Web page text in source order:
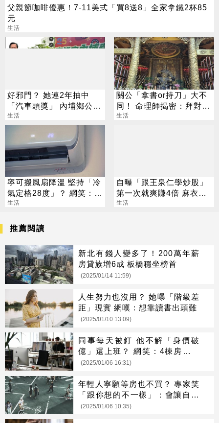
父親節咖啡優惠！7-11美式「買8送8」全家拿鐵2杯85
元
生活
好邪門？ 她連2年抽中
「汽車頭獎」 內埔鄉公所
說話了
生活
關公「拿書or持刀」大不
同！ 命理師揭密：拜對大
加分、拜錯恐虧本
生活
寧可搬風扇降溫 堅持「冷
氣定格28度」？ 網笑：全
台長輩通病
生活
自曝「跟王泉仁學炒股」
第一次就爽賺4倍 麻衣：
感謝指導
生活
推薦閱讀
新北有錢人變多了！200萬年薪
房貸族增6成 板橋穩坐榜首
(2025/01/14 11:59)
人生努力也沒用？ 她曝「階級差
距」現實 網嘆：想靠讀書出頭難
(2025/01/10 13:09)
同事每天被釘 他不解「身價破
億」還上班？ 網笑：4棟房還跟
我哭窮
(2025/01/06 16:31)
年輕人寧願等房也不買？ 專家笑
「跟你想的不一樣」：會讓自己
更有錢
(2025/01/06 10:35)